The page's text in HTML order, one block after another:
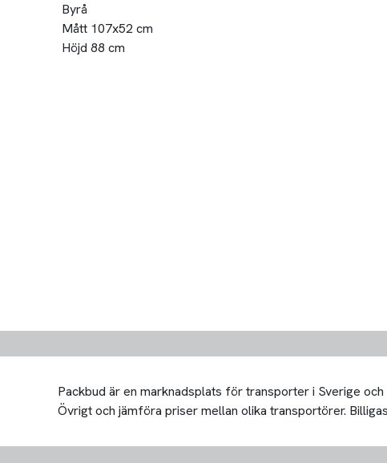
Byrå
Mått 107x52 cm
Höjd 88 cm
Packbud är en marknadsplats för transporter i Sverige
Övrigt och jämföra priser mellan olika transportörer.